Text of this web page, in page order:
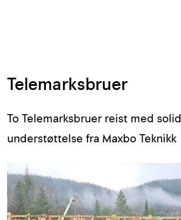
Telemarksbruer
To Telemarksbruer reist med solid
understøttelse fra Maxbo Teknikk
Belysning og sesong
Byggkjemi
Festemateriell
Forskaling
Grunn og isolasjon